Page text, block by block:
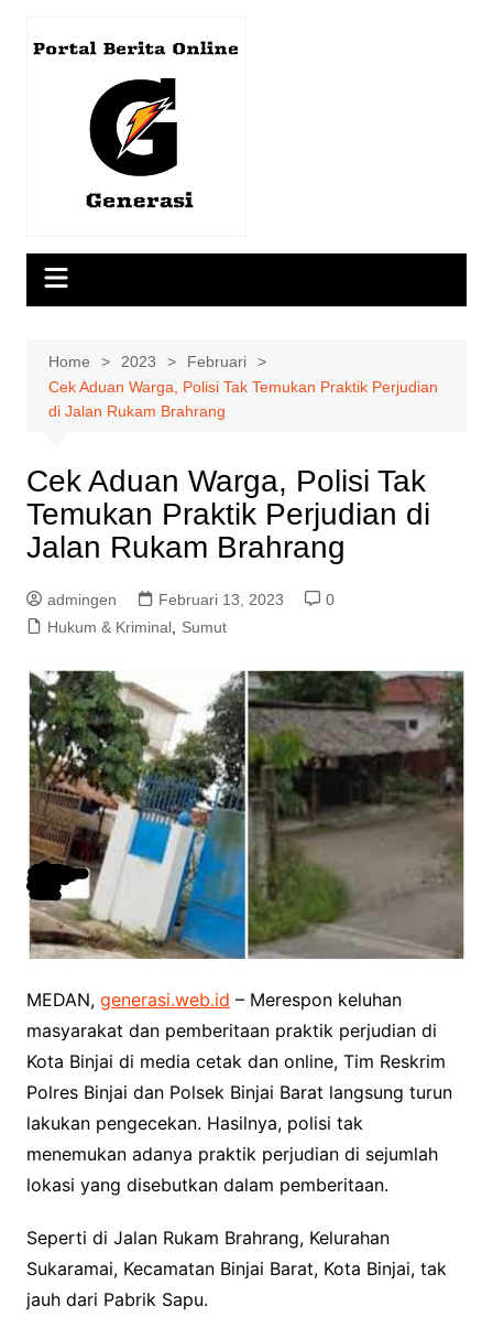
Home 2023
Februari
Cek Aduan Warga, Polisi Tak Temukan Praktik Perjudian
di Jalan Rukam Brahrang
Cek Aduan Warga, Polisi Tak
Temukan Praktik Perjudian di
Jalan Rukam Brahrang
admingen Februari 13, 2023
0
Hukum & Kriminal, Sumut
MEDAN, generasi.web.id – Merespon keluhan
masyarakat dan pemberitaan praktik perjudian di
Kota Binjai di media cetak dan online, Tim Reskrim
Polres Binjai dan Polsek Binjai Barat langsung turun
lakukan pengecekan. Hasilnya, polisi tak
menemukan adanya praktik perjudian di sejumlah
lokasi yang disebutkan dalam pemberitaan.
Seperti di Jalan Rukam Brahrang, Kelurahan
Sukaramai, Kecamatan Binjai Barat, Kota Binjai, tak
jauh dari Pabrik Sapu.